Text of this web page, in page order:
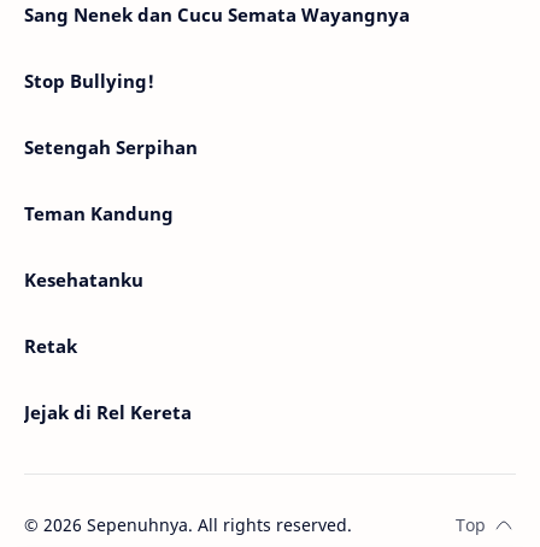
Sang Nenek dan Cucu Semata Wayangnya
Stop Bullying!
Setengah Serpihan
Teman Kandung
Kesehatanku
Retak
Jejak di Rel Kereta
© 2026 Sepenuhnya. All rights reserved.